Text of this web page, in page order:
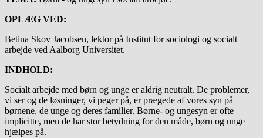
OPLÆG VED:
Betina Skov Jacobsen, lektor på Institut for sociologi og socialt
arbejde ved Aalborg Universitet.
INDHOLD:
Socialt arbejde med børn og unge er aldrig neutralt. De problemer,
vi ser og de løsninger, vi peger på, er prægede af vores syn på
børnene, de unge og deres familier. Børne- og ungesyn er ofte
implicitte, men de har stor betydning for den måde, børn og unge
hjælpes på.